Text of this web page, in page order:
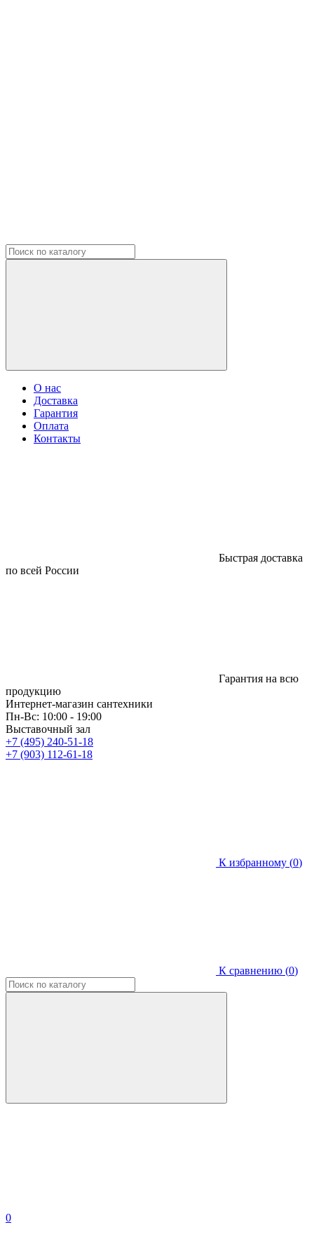
О нас
Доставка
Гарантия
Оплата
Контакты
Быстрая доставка
по всей России
Гарантия на всю
продукцию
Интернет-магазин сантехники
Пн-Вс: 10:00 - 19:00
Выставочный зал
+7 (495) 240-51-18
+7 (903) 112-61-18
К избранному (0)
К сравнению (0)
0